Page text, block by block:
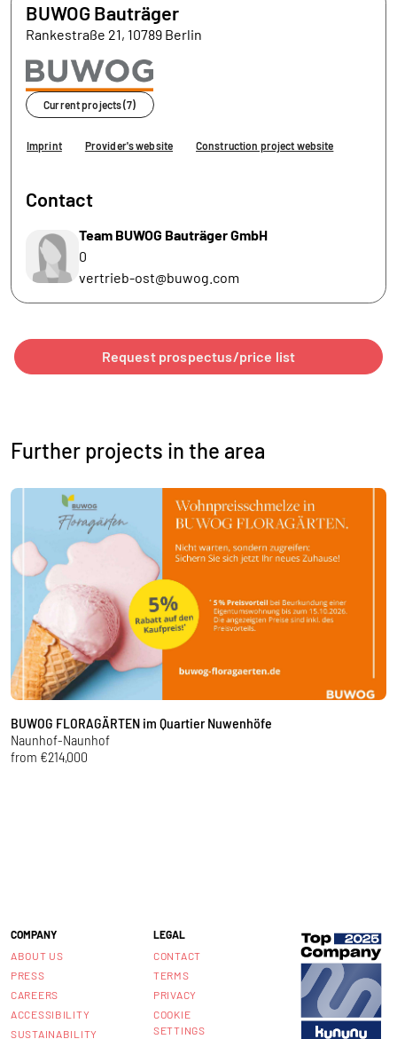
BUWOG Bauträger
Rankestraße 21, 10789 Berlin
Current projects (7)
Imprint Provider's website Construction project website
Contact
Team BUWOG Bauträger GmbH
0
vertrieb-ost@buwog.com
Request prospectus/price list
Further projects in the area
BUWOG FLORAGÄRTEN im Quartier Nuwenhöfe
Naunhof-Naunhof
from €214,000
COMPANY
ABOUT US
PRESS
CAREERS
ACCESSIBILITY
SUSTAINABILITY
LEGAL
CONTACT
TERMS
PRIVACY
COOKIE
SETTINGS